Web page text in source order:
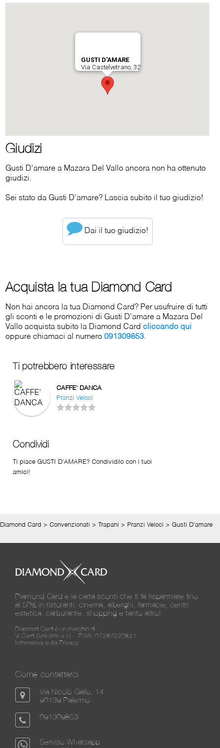
Giudizi
Gusti D'amare a Mazara Del Vallo ancora non ha ottenuto
giudizi.
Sei stato da Gusti D'amare? Lascia subito il tuo giudizio!
Dai il tuo giudizio!
Acquista la tua Diamond Card
Non hai ancora la tua Diamond Card? Per usufruire di tutti
gli sconti e le promozioni di Gusti D'amare a Mazara Del
Vallo acquista subito la Diamond Cardcliccando qui
oppure chiamaci al numero091309853.
Ti potrebbero interessare
CAFFE' DANCA
Pranzi Veloci
Condividi
Ti piace GUSTI D'AMARE? Condividilo con i tuoi
amici!
Diamond Card > Convenzionati > Trapani > Pranzi Veloci > Gusti D'amare
Diamond Card è la carta sconti che ti fa risparmiare fino
al 50% in ristoranti, cinema, alberghi, farmacie, centri
estetica, carburante, shopping e tanto altro!
Diamond Card è un marchio di
Vi.Card Evolution s.r.l. - P.IVA: 07287220821
Informativa sulla Privacy
Come contattarci
Via Nicolò Gallo, 14
90139 Palermo
091309853
Servizio Whatsapp